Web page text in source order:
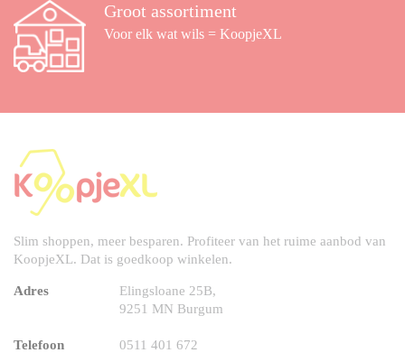
Groot assortiment
Voor elk wat wils = KoopjeXL
Slim shoppen, meer besparen. Profiteer van het ruime aanbod van
KoopjeXL. Dat is goedkoop winkelen.
Adres
Elingsloane 25B,
9251 MN Burgum
Telefoon
0511 401 672